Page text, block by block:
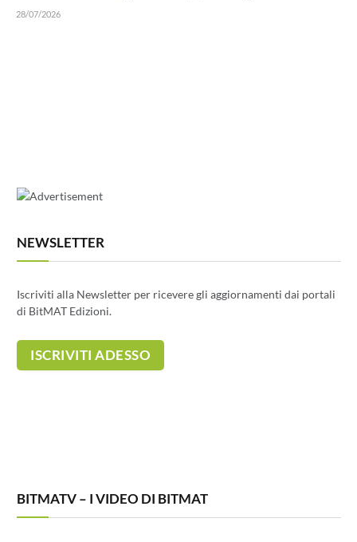
28/07/2026
NEWSLETTER
Iscriviti alla Newsletter per ricevere gli aggiornamenti dai portali
di BitMAT Edizioni.
BITMATV – I VIDEO DI BITMAT